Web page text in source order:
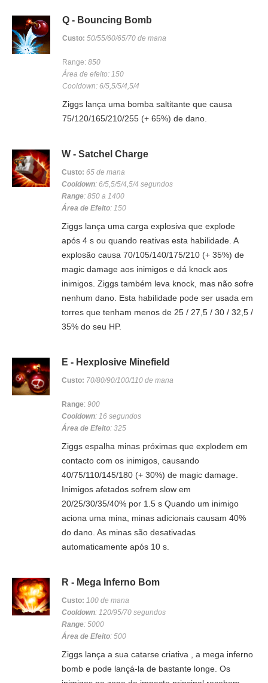
Q - Bouncing Bomb
Custo: 50/55/60/65/70 de mana
Range: 850
Área de efeito: 150
Cooldown: 6/5,5/5/4,5/4
Ziggs lança uma bomba saltitante que causa
75/120/165/210/255 (+ 65%) de dano.
W - Satchel Charge
Custo:65 de mana
Cooldown: 6/5,5/5/4,5/4 segundos
Range: 850 a 1400
Área de Efeito: 150
Ziggs lança uma carga explosiva que explode
após 4 s ou quando reativas esta habilidade. A
explosão causa 70/105/140/175/210 (+ 35%) de
magic damage aos inimigos e dá knock aos
inimigos. Ziggs também leva knock, mas não sofre
nenhum dano. Esta habilidade pode ser usada em
torres que tenham menos de 25 / 27,5 / 30 / 32,5 /
35% do seu HP.
E - Hexplosive Minefield
Custo: 70/80/90/100/110 de mana
Range:900
Cooldown: 16 segundos
Área de Efeito: 325
Ziggs espalha minas próximas que explodem em
contacto com os inimigos, causando
40/75/110/145/180 (+ 30%) de magic damage.
Inimigos afetados sofrem slow em
20/25/30/35/40% por 1.5 s Quando um inimigo
aciona uma mina, minas adicionais causam 40%
do dano. As minas são desativadas
automaticamente após 10 s.
R - Mega Inferno Bom
Custo:100 de mana
Cooldown: 120/95/70 segundos
Range: 5000
Área de Efeito: 500
Ziggs lança a sua catarse criativa , a mega inferno
bomb e pode lançá-la de bastante longe. Os